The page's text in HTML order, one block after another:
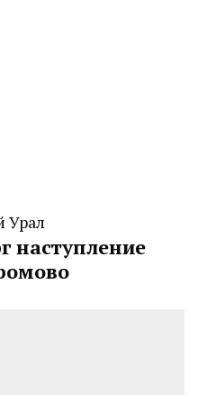
наступление